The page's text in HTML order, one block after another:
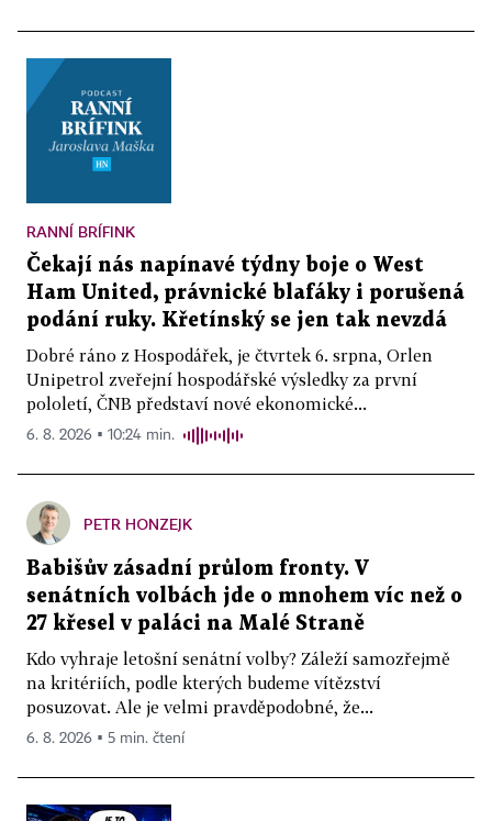
RANNÍ BRÍFINK
Čekají nás napínavé týdny boje o West
Ham United, právnické blafáky i porušená
podání ruky. Křetínský se jen tak nevzdá
Dobré ráno z Hospodářek, je čtvrtek 6. srpna, Orlen
Unipetrol zveřejní hospodářské výsledky za první
pololetí, ČNB představí nové ekonomické...
6. 8. 2026 ▪ 10:24 min.
PETR HONZEJK
Babišův zásadní průlom fronty. V
senátních volbách jde o mnohem víc než o
27 křesel v paláci na Malé Straně
Kdo vyhraje letošní senátní volby? Záleží samozřejmě
na kritériích, podle kterých budeme vítězství
posuzovat. Ale je velmi pravděpodobné, že...
6. 8. 2026 ▪ 5 min. čtení